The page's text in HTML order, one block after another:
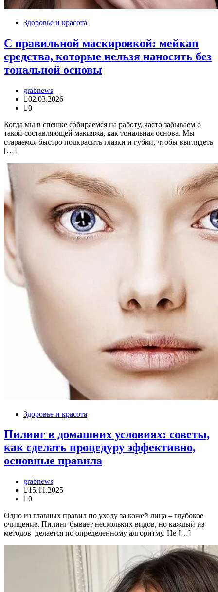
Здоровье и красота
С правильной маскировкой: мейкап
средства, которые нельзя наносить без
тональной основы
grabnews
02.03.2026
0
Когда мы в спешке собираемся на работу, часто забываем о
такой составляющей макияжа, как тональная основа. Мы
стараемся быстро подкрасить глазки и губки, чтобы выглядеть
[…]
Здоровье и красота
Пилинг в домашних условиях: советы,
как сделать процедуру эффективно,
основные правила
grabnews
15.11.2025
0
Одно из главных правил по уходу за кожей лица – глубокое
очищение. Пилинг бывает нескольких видов, но каждый из
методов делается по определенному алгоритму. Не […]